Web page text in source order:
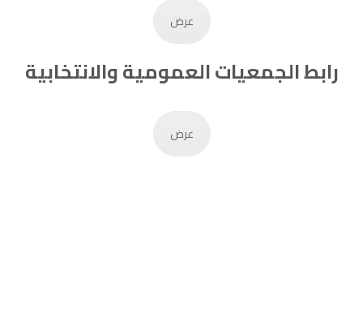
عرض
رابط الجمعيات العمومية والانتخابية
عرض